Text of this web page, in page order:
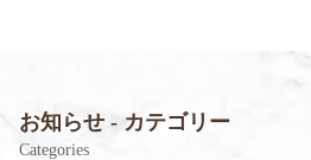
お知らせ - カテゴリー
Categories